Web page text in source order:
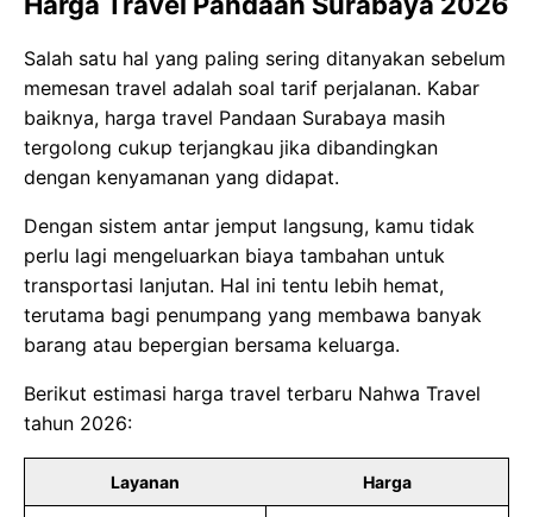
Salah satu hal yang paling sering ditanyakan sebelum
memesan travel adalah soal tarif perjalanan. Kabar
baiknya, harga travel Pandaan Surabaya masih
tergolong cukup terjangkau jika dibandingkan
dengan kenyamanan yang didapat.
Dengan sistem antar jemput langsung, kamu tidak
perlu lagi mengeluarkan biaya tambahan untuk
transportasi lanjutan. Hal ini tentu lebih hemat,
terutama bagi penumpang yang membawa banyak
barang atau bepergian bersama keluarga.
Berikut estimasi harga travel terbaru Nahwa Travel
tahun 2026:
Layanan Harga